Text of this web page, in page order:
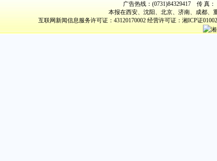
广告热线：(0731)84329417 传 真：
本报在西安、沈阳、北京、济南、成都、
互联网新闻信息服务许可证：43120170002 经营许可证：湘ICP证
湘